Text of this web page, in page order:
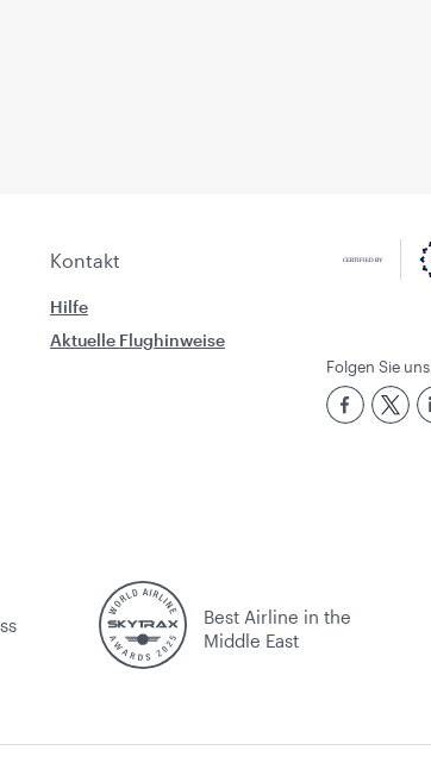
Kontakt
Hilfe
Aktuelle Flughinweise
Folgen Sie uns
Best Airline in the
Middle East